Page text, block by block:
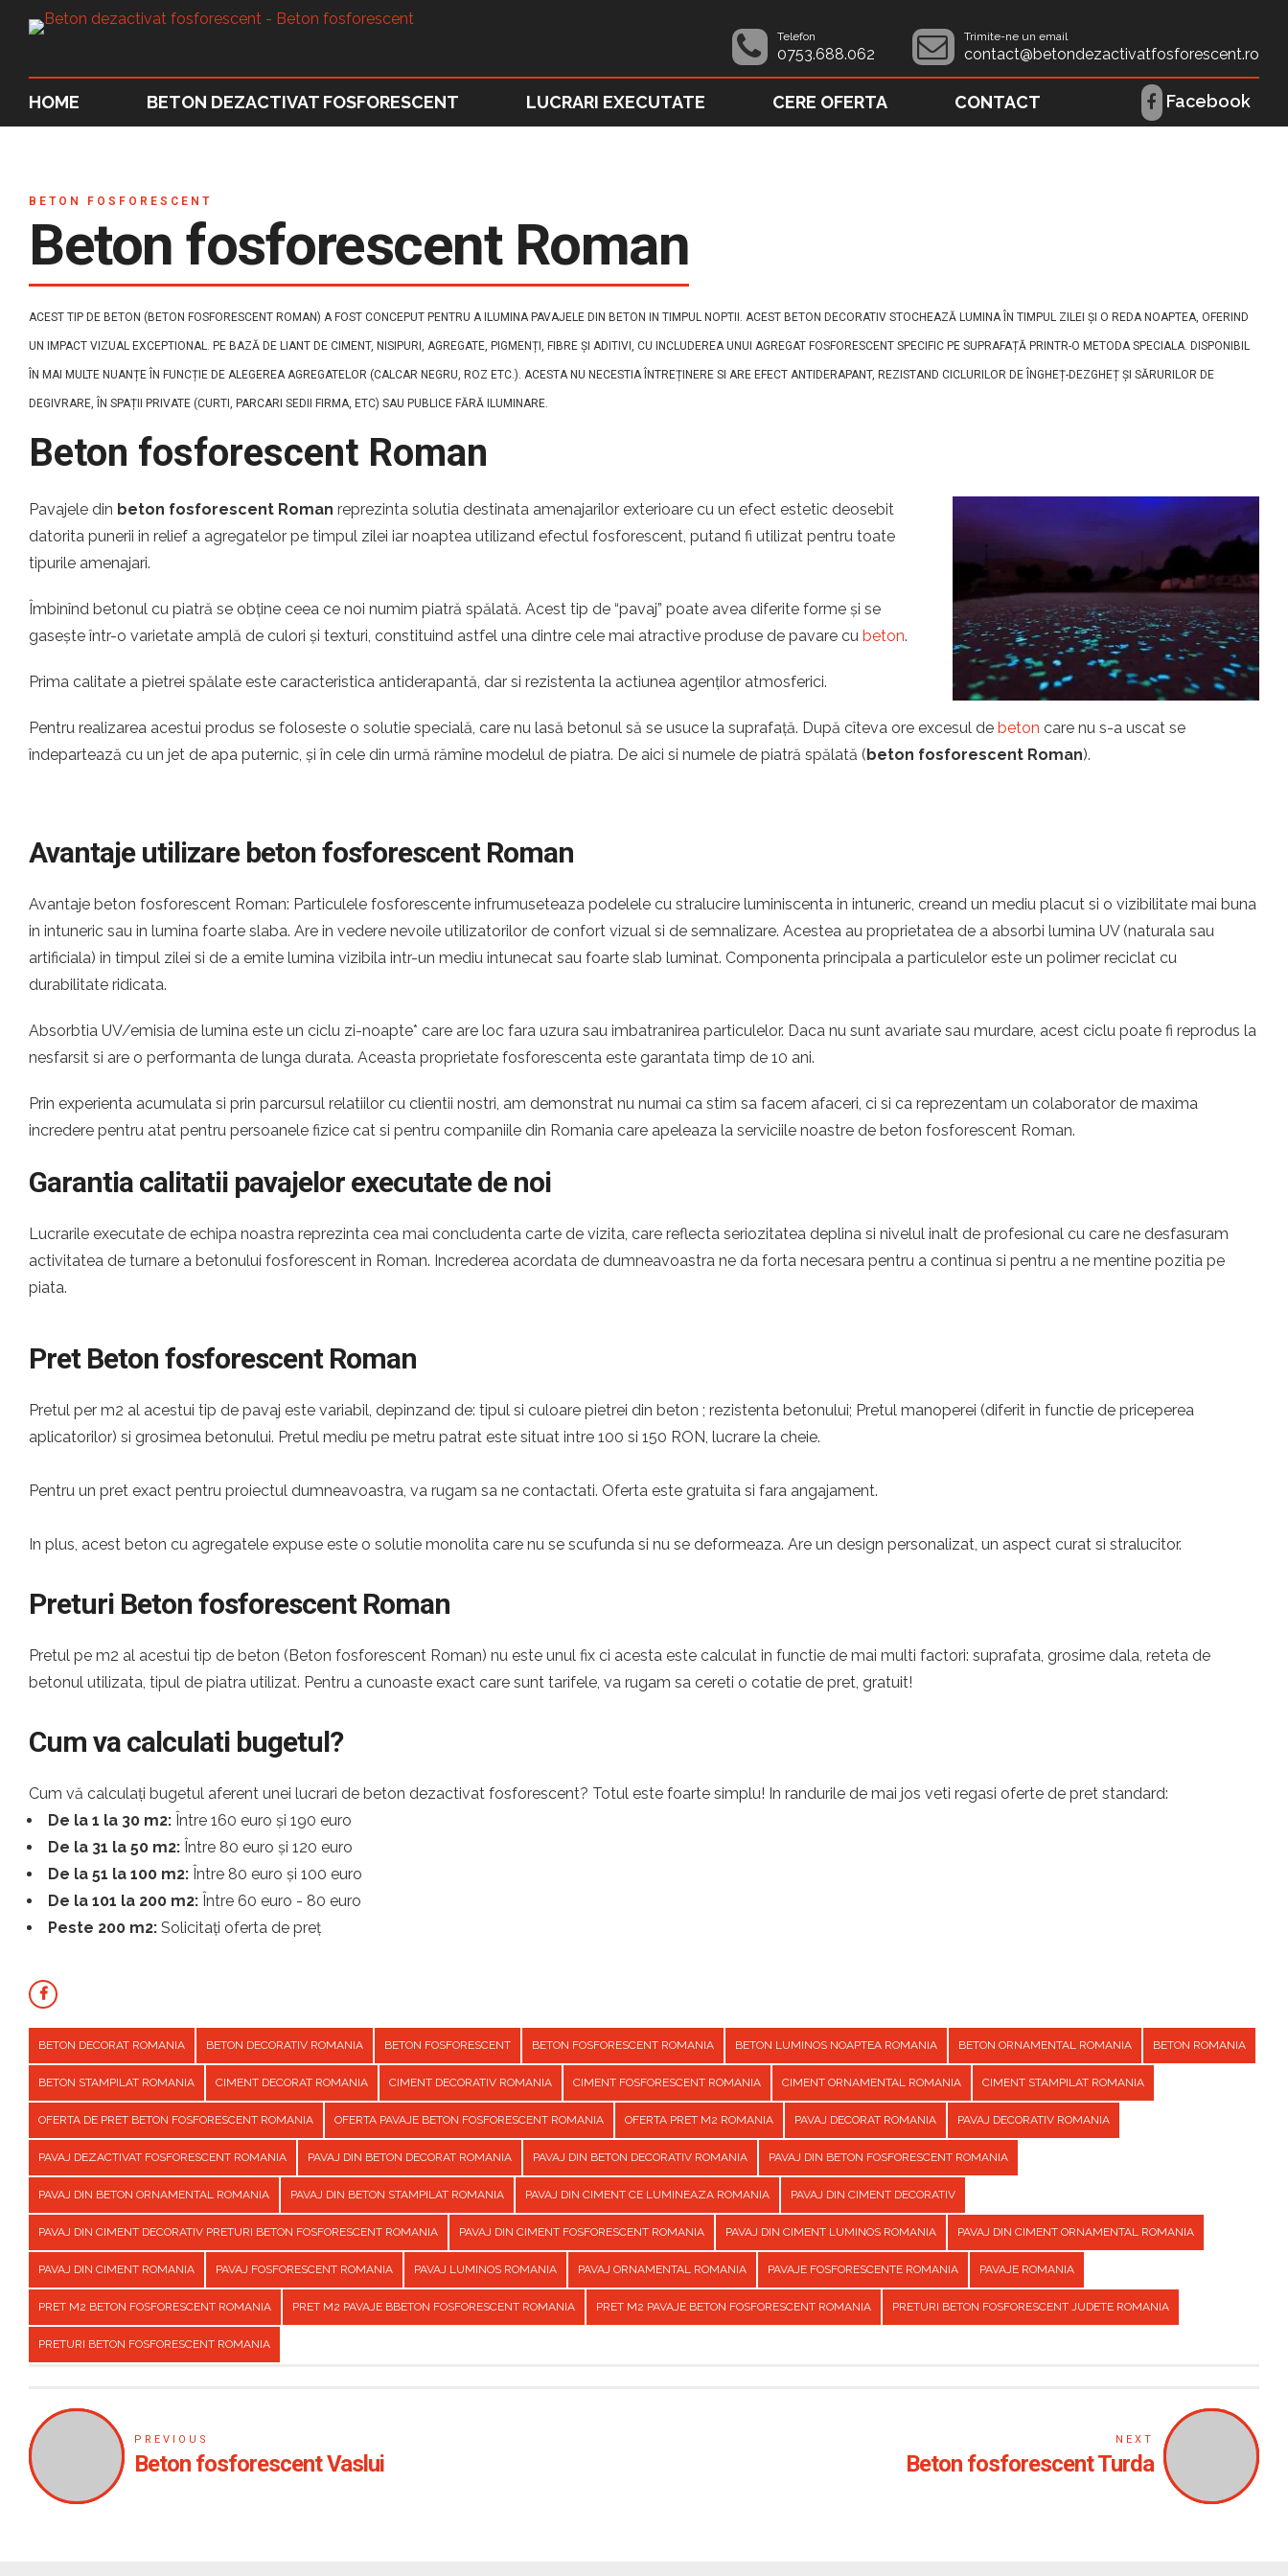
Telefon
0753.688.062
Trimite-ne un email
contact@betondezactivatfosforescent.ro
Facebook
HOME BETON DEZACTIVAT FOSFORESCENT LUCRARI EXECUTATE CERE OFERTA CONTACT
BETON FOSFORESCENT
Beton fosforescent Roman
ACEST TIP DE BETON (BETON FOSFORESCENT ROMAN) A FOST CONCEPUT PENTRU A ILUMINA PAVAJELE DIN BETON IN TIMPUL NOPTII. ACEST BETON DECORATIV STOCHEAZĂ LUMINA ÎN TIMPUL ZILEI ȘI O REDA NOAPTEA, OFERIND
UN IMPACT VIZUAL EXCEPTIONAL. PE BAZĂ DE LIANT DE CIMENT, NISIPURI, AGREGATE, PIGMENȚI, FIBRE ȘI ADITIVI, CU INCLUDEREA UNUI AGREGAT FOSFORESCENT SPECIFIC PE SUPRAFAȚĂ PRINTR-O METODA SPECIALA. DISPONIBIL
ÎN MAI MULTE NUANȚE ÎN FUNCȚIE DE ALEGEREA AGREGATELOR (CALCAR NEGRU, ROZ ETC.). ACESTA NU NECESTIA ÎNTREȚINERE SI ARE EFECT ANTIDERAPANT, REZISTAND CICLURILOR DE ÎNGHEȚ-DEZGHEȚ ȘI SĂRURILOR DE
DEGIVRARE, ÎN SPAȚII PRIVATE (CURTI, PARCARI SEDII FIRMA, ETC) SAU PUBLICE FĂRĂ ILUMINARE.
Beton fosforescent Roman
Pavajele din beton fosforescent Roman reprezinta solutia destinata amenajarilor exterioare cu un efect estetic deosebit
datorita punerii in relief a agregatelor pe timpul zilei iar noaptea utilizand efectul fosforescent, putand fi utilizat pentru toate
tipurile amenajari.
Îmbinînd betonul cu piatră se obține ceea ce noi numim piatră spălată. Acest tip de “pavaj” poate avea diferite forme și se
gasește într-o varietate amplă de culori și texturi, constituind astfel una dintre cele mai atractive produse de pavare cu beton.
Prima calitate a pietrei spălate este caracteristica antiderapantă, dar si rezistenta la actiunea agenților atmosferici.
Pentru realizarea acestui produs se foloseste o solutie specială, care nu lasă betonul să se usuce la suprafață. După cîteva ore excesul de beton care nu s-a uscat se
îndepartează cu un jet de apa puternic, și în cele din urmă rămîne modelul de piatra. De aici si numele de piatră spălată (beton fosforescent Roman).
Avantaje utilizare beton fosforescent Roman
Avantaje beton fosforescent Roman: Particulele fosforescente infrumuseteaza podelele cu stralucire luminiscenta in intuneric, creand un mediu placut si o vizibilitate mai buna
in intuneric sau in lumina foarte slaba. Are in vedere nevoile utilizatorilor de confort vizual si de semnalizare. Acestea au proprietatea de a absorbi lumina UV (naturala sau
artificiala) in timpul zilei si de a emite lumina vizibila intr-un mediu intunecat sau foarte slab luminat. Componenta principala a particulelor este un polimer reciclat cu
durabilitate ridicata.
Absorbtia UV/emisia de lumina este un ciclu zi-noapte* care are loc fara uzura sau imbatranirea particulelor. Daca nu sunt avariate sau murdare, acest ciclu poate fi reprodus la
nesfarsit si are o performanta de lunga durata. Aceasta proprietate fosforescenta este garantata timp de 10 ani.
Prin experienta acumulata si prin parcursul relatiilor cu clientii nostri, am demonstrat nu numai ca stim sa facem afaceri, ci si ca reprezentam un colaborator de maxima
incredere pentru atat pentru persoanele fizice cat si pentru companiile din Romania care apeleaza la serviciile noastre de beton fosforescent Roman.
Garantia calitatii pavajelor executate de noi
Lucrarile executate de echipa noastra reprezinta cea mai concludenta carte de vizita, care reflecta seriozitatea deplina si nivelul inalt de profesional cu care ne desfasuram
activitatea de turnare a betonului fosforescent in Roman. Increderea acordata de dumneavoastra ne da forta necesara pentru a continua si pentru a ne mentine pozitia pe
piata.
Pret Beton fosforescent Roman
Pretul per m2 al acestui tip de pavaj este variabil, depinzand de: tipul si culoare pietrei din beton ; rezistenta betonului; Pretul manoperei (diferit in functie de priceperea
aplicatorilor) si grosimea betonului. Pretul mediu pe metru patrat este situat intre 100 si 150 RON, lucrare la cheie.
Pentru un pret exact pentru proiectul dumneavoastra, va rugam sa ne contactati. Oferta este gratuita si fara angajament.
In plus, acest beton cu agregatele expuse este o solutie monolita care nu se scufunda si nu se deformeaza. Are un design personalizat, un aspect curat si stralucitor.
Preturi Beton fosforescent Roman
Pretul pe m2 al acestui tip de beton (Beton fosforescent Roman) nu este unul fix ci acesta este calculat in functie de mai multi factori: suprafata, grosime dala, reteta de
betonul utilizata, tipul de piatra utilizat. Pentru a cunoaste exact care sunt tarifele, va rugam sa cereti o cotatie de pret, gratuit!
Cum va calculati bugetul?
Cum vă calculați bugetul aferent unei lucrari de beton dezactivat fosforescent? Totul este foarte simplu! In randurile de mai jos veti regasi oferte de pret standard:
De la 1 la 30 m2: Între 160 euro și 190 euro
De la 31 la 50 m2: Între 80 euro și 120 euro
De la 51 la 100 m2: Între 80 euro și 100 euro
De la 101 la 200 m2: Între 60 euro - 80 euro
Peste 200 m2: Solicitați oferta de preț
BETON DECORAT ROMANIA BETON DECORATIV ROMANIA BETON FOSFORESCENT BETON FOSFORESCENT ROMANIA BETON LUMINOS NOAPTEA ROMANIA BETON ORNAMENTAL ROMANIA BETON ROMANIA
BETON STAMPILAT ROMANIA CIMENT DECORAT ROMANIA CIMENT DECORATIV ROMANIA CIMENT FOSFORESCENT ROMANIA CIMENT ORNAMENTAL ROMANIA CIMENT STAMPILAT ROMANIA
OFERTA DE PRET BETON FOSFORESCENT ROMANIA OFERTA PAVAJE BETON FOSFORESCENT ROMANIA OFERTA PRET M2 ROMANIA PAVAJ DECORAT ROMANIA PAVAJ DECORATIV ROMANIA
PAVAJ DEZACTIVAT FOSFORESCENT ROMANIA PAVAJ DIN BETON DECORAT ROMANIA PAVAJ DIN BETON DECORATIV ROMANIA PAVAJ DIN BETON FOSFORESCENT ROMANIA
PAVAJ DIN BETON ORNAMENTAL ROMANIA PAVAJ DIN BETON STAMPILAT ROMANIA PAVAJ DIN CIMENT CE LUMINEAZA ROMANIA PAVAJ DIN CIMENT DECORATIV
PAVAJ DIN CIMENT DECORATIV PRETURI BETON FOSFORESCENT ROMANIA PAVAJ DIN CIMENT FOSFORESCENT ROMANIA PAVAJ DIN CIMENT LUMINOS ROMANIA PAVAJ DIN CIMENT ORNAMENTAL ROMANIA
PAVAJ DIN CIMENT ROMANIA PAVAJ FOSFORESCENT ROMANIA PAVAJ LUMINOS ROMANIA PAVAJ ORNAMENTAL ROMANIA PAVAJE FOSFORESCENTE ROMANIA PAVAJE ROMANIA
PRET M2 BETON FOSFORESCENT ROMANIA PRET M2 PAVAJE BBETON FOSFORESCENT ROMANIA PRET M2 PAVAJE BETON FOSFORESCENT ROMANIA PRETURI BETON FOSFORESCENT JUDETE ROMANIA
PRETURI BETON FOSFORESCENT ROMANIA
PREVIOUS
Beton fosforescent Vaslui
NEXT
Beton fosforescent Turda